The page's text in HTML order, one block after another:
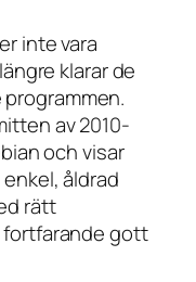
inte vara
klarar de
av 2010-
och visar
åldrad
rätt
fortfarande gott